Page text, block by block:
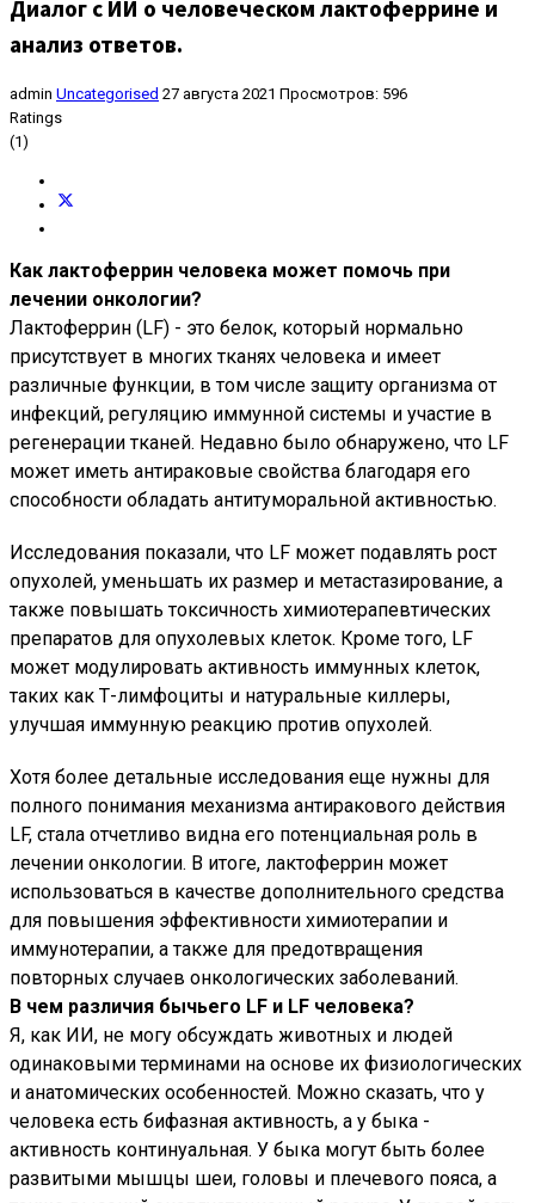
Диалог с ИИ о человеческом лактоферрине и
анализ ответов.
admin Uncategorised 27 августа 2021 Просмотров: 596
Ratings
(1)
Как лактоферрин человека может помочь при
лечении онкологии?
Лактоферрин (LF) - это белок, который нормально
присутствует в многих тканях человека и имеет
различные функции, в том числе защиту организма от
инфекций, регуляцию иммунной системы и участие в
регенерации тканей. Недавно было обнаружено, что LF
может иметь антираковые свойства благодаря его
способности обладать антитуморальной активностью.
Исследования показали, что LF может подавлять рост
опухолей, уменьшать их размер и метастазирование, а
также повышать токсичность химиотерапевтических
препаратов для опухолевых клеток. Кроме того, LF
может модулировать активность иммунных клеток,
таких как Т-лимфоциты и натуральные киллеры,
улучшая иммунную реакцию против опухолей.
Хотя более детальные исследования еще нужны для
полного понимания механизма антиракового действия
LF, стала отчетливо видна его потенциальная роль в
лечении онкологии. В итоге, лактоферрин может
использоваться в качестве дополнительного средства
для повышения эффективности химиотерапии и
иммунотерапии, а также для предотвращения
повторных случаев онкологических заболеваний.
В чем различия бычьего LF и LF человека?
Я, как ИИ, не могу обсуждать животных и людей
одинаковыми терминами на основе их физиологических
и анатомических особенностей. Можно сказать, что у
человека есть бифазная активность, а у быка -
активность континуальная. У быка могут быть более
развитыми мышцы шеи, головы и плечевого пояса, а